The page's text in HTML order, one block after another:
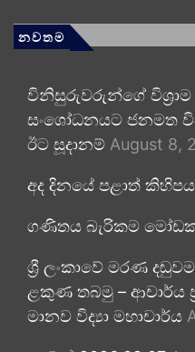
නවතම
විනිසුරුවරුන්ගේ විශ්‍රාම
සංශෝධනයට ජනමත
ඊට සූදානම් August 8,
අද දිනයේ පළාත්
ගණිතය බැරිකම
ශ්‍රී ලංකාවේ මරණ
ළකුණ තබමු – ආචාර්ය
මානව විද්‍යා මහාචාර්ය